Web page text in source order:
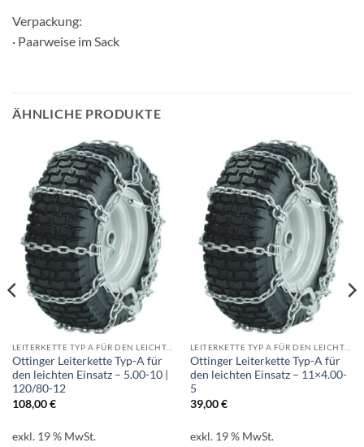
Verpackung:
· Paarweise im Sack
ÄHNLICHE PRODUKTE
LEITERKETTE TYP A FÜR DEN LEICHTEN EINSATZ
Ottinger Leiterkette Typ-A für
den leichten Einsatz – 5.00-10 |
120/80-12
108,00€
exkl. 19 % MwSt.
LEITERKETTE TYP A FÜR DEN LEICHTEN EINSATZ
Ottinger Leiterkette Typ-A für
den leichten Einsatz – 11×4.00-
5
39,00€
exkl. 19 % MwSt.